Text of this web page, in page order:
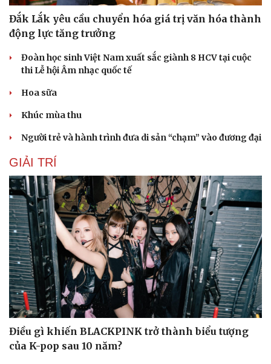
Đắk Lắk yêu cầu chuyển hóa giá trị văn hóa thành
động lực tăng trưởng
Đoàn học sinh Việt Nam xuất sắc giành 8 HCV tại cuộc
thi Lễ hội Âm nhạc quốc tế
Hoa sữa
Khúc mùa thu
Người trẻ và hành trình đưa di sản “chạm” vào đương đại
GIẢI TRÍ
Điều gì khiến BLACKPINK trở thành biểu tượng
của K-pop sau 10 năm?